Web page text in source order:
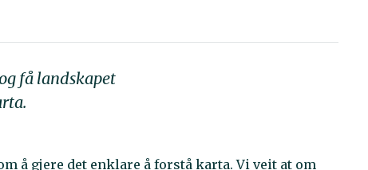
få landskapet
å gjere det enklare å forstå karta. Vi veit at om